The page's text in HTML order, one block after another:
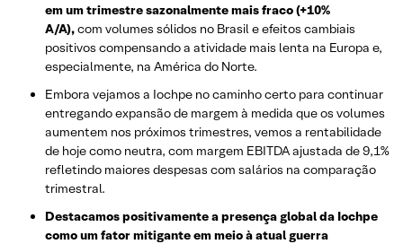
em um trimestre sazonalmente mais fraco (+10%
A/A),com volumes sólidos no Brasil e efeitos cambiais
positivos compensando a atividade mais lenta na Europa e,
especialmente, na América do Norte.
Embora vejamos a Iochpe no caminho certo para continuar
entregando expansão de margem à medida que os volumes
aumentem nos próximos trimestres, vemos a rentabilidade
de hoje como neutra, com margem EBITDA ajustada de 9,1%
refletindo maiores despesas com salários na comparação
trimestral.
Destacamos positivamente a presença global da Iochpe
como um fator mitigante em meio à atual guerra